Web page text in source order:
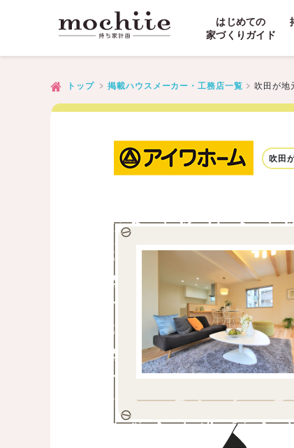
はじめての
家づくりガイド
トップ 掲載ハウスメーカー・工務店一覧 吹田が地
吹田